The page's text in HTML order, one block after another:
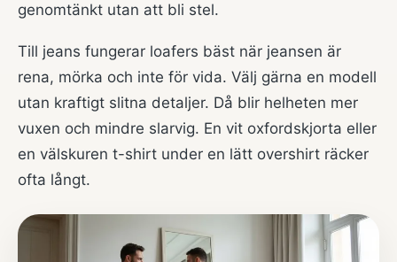
genomtänkt utan att bli stel.
Till jeans fungerar loafers bäst när jeansen är
rena, mörka och inte för vida. Välj gärna en modell
utan kraftigt slitna detaljer. Då blir helheten mer
vuxen och mindre slarvig. En vit oxfordskjorta eller
en välskuren t-shirt under en lätt overshirt räcker
ofta långt.